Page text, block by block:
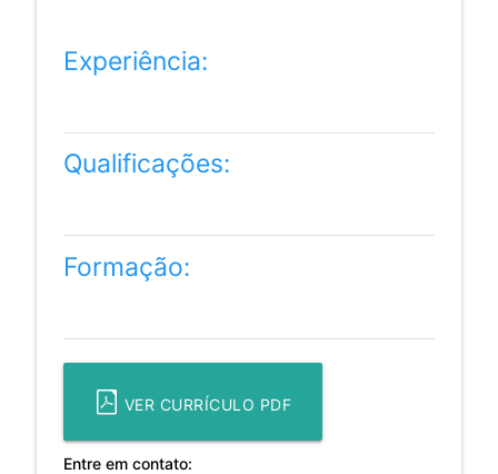
Experiência:
Qualificações:
Formação:
VER CURRÍCULO PDF
Entre em contato: